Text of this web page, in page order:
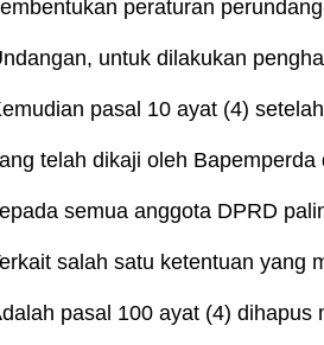
peraturan
untuk dilakukan
pasal 10 ayat (4)
telah dikaji oleh
semua anggota DPRD
salah satu ketentuan yang
pasal 100 ayat (4) dihapus